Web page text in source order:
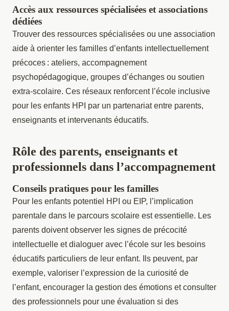
Accès aux ressources spécialisées et associations
dédiées
Trouver des ressources spécialisées ou une association
aide à orienter les familles d’enfants intellectuellement
précoces : ateliers, accompagnement
psychopédagogique, groupes d’échanges ou soutien
extra-scolaire. Ces réseaux renforcent l’école inclusive
pour les enfants HPI par un partenariat entre parents,
enseignants et intervenants éducatifs.
Rôle des parents, enseignants et
professionnels dans l’accompagnement
Conseils pratiques pour les familles
Pour les enfants potentiel HPI ou EIP, l’implication
parentale dans le parcours scolaire est essentielle. Les
parents doivent observer les signes de précocité
intellectuelle et dialoguer avec l’école sur les besoins
éducatifs particuliers de leur enfant. Ils peuvent, par
exemple, valoriser l’expression de la curiosité de
l’enfant, encourager la gestion des émotions et consulter
des professionnels pour une évaluation si des